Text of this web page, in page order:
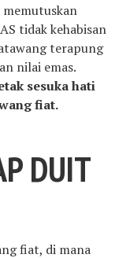
tidak kehabisan
terapung
nilai emas.
sesuka hati
fiat.
DUIT
fiat, di mana